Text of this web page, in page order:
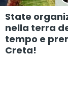
State
nella terra
tempo e
Creta!